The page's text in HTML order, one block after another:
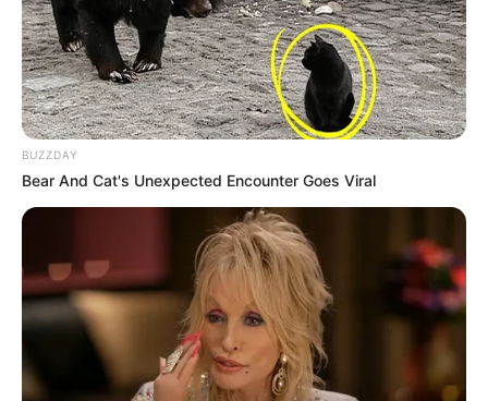
Ausflugsziele, Sehenswürdigkeiten, Museen und
Freizeitangebote im Umkreis von Ansbach:
BUZZDAY
Bear And Cat's Unexpected Encounter Goes Viral